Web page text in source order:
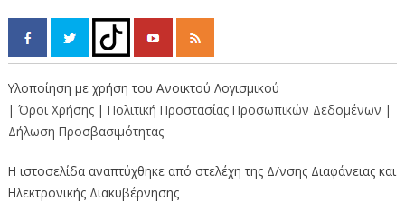
Υλοποίηση με χρήση του Ανοικτού Λογισμικού
| Όροι Χρήσης | Πολιτική Προστασίας Προσωπικών Δεδομένων |
Δήλωση Προσβασιμότητας
Η ιστοσελίδα αναπτύχθηκε από στελέχη της Δ/νσης Διαφάνειας και
Ηλεκτρονικής Διακυβέρνησης